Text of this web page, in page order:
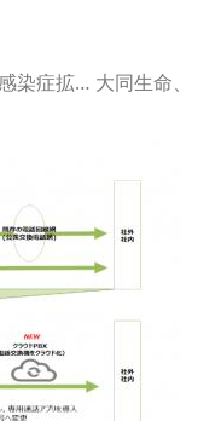
染症拡… 大同生命、